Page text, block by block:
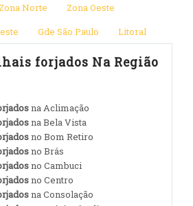
Zona Norte
Zona Oeste
Gde São Paulo Litoral
forjados Na Região
na Aclimação
na Bela Vista
no Bom Retiro
no Brás
no Cambuci
no Centro
na Consolação